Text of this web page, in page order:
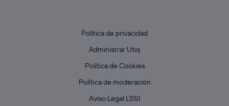
Política de privacidad
Administrar Utiq
Política de Cookies
Política de moderación
Aviso Legal LSSI